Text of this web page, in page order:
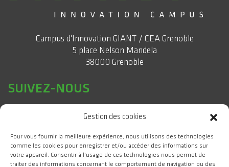
Gestion des cookies
Pour vous fournir la meilleure expérience, nous utilisons des technologies
comme les cookies pour enregistrer et/ou accéder des informations sur
votre appareil. Consentir à l'usage de ces technologies nous permet de
traiter des informations concernant le comportement de navigation ou des
Campus d'Innovation GIANT / CEA Grenoble
5 place Nelson Mandela
38000 Grenoble
SUIVEZ-NOUS